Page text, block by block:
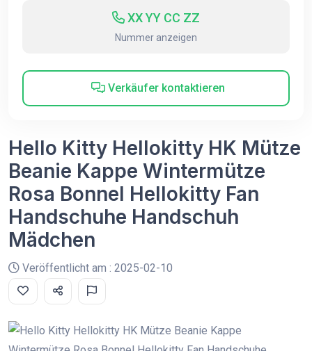
XX YY CC ZZ
Nummer anzeigen
Verkäufer kontaktieren
Hello Kitty Hellokitty HK Mütze
Beanie Kappe Wintermütze
Rosa Bonnel Hellokitty Fan
Handschuhe Handschuh
Mädchen
Veröffentlicht am : 2025-02-10